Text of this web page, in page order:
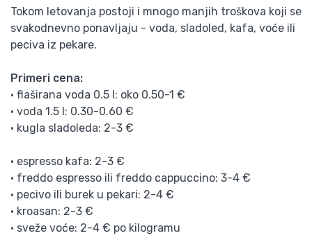
Tokom letovanja postoji i mnogo manjih troškova koji se
svakodnevno ponavljaju - voda, sladoled, kafa, voće ili
peciva iz pekare.
Primeri cena:
• flaširana voda 0.5 l: oko 0.50-1 €
• voda 1.5 l: 0.30-0.60 €
• kugla sladoleda: 2-3 €
• espresso kafa: 2-3 €
• freddo espresso ili freddo cappuccino: 3-4 €
• pecivo ili burek u pekari: 2-4 €
• kroasan: 2-3 €
• sveže voće: 2-4 € po kilogramu